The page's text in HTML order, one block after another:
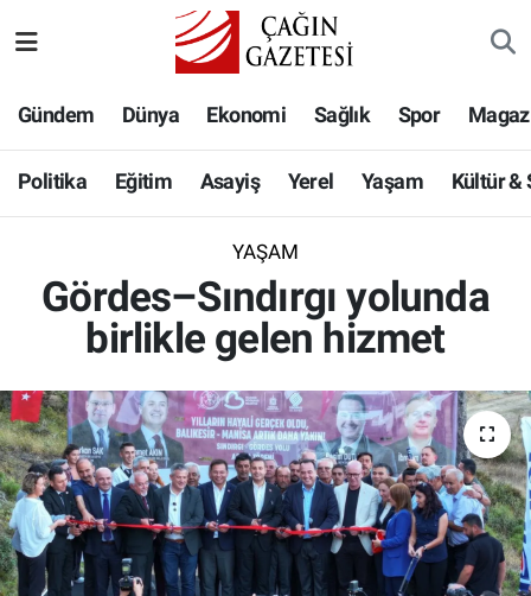
Gündem Dünya Ekonomi Sağlık Spor
Politika Eğitim Asayiş Yerel Yaşam Kültür &
YAŞAM
Gördes–Sındırgı yolunda
birlikle gelen hizmet
Eğitim
Asayiş
Yaşam
Kültür & Sanat
Bilim-Teknoloji
Köşe Yazıları
Röportaj
Hava Durumu
Namaz Vakitleri
Süper Lig Puan Durumu ve Fikstür
Tüm Manşetler
Son Dakika Haberleri
Haber Arşivi